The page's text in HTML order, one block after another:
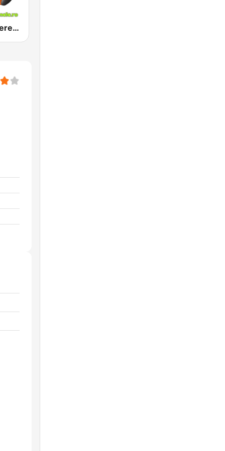
Radio Petrecere Romania